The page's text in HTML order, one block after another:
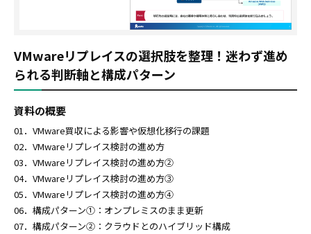
VMwareリプレイスの選択肢を整理！迷わず進め
られる判断軸と構成パターン
資料の概要
01．VMware買収による影響や仮想化移行の課題
02．VMwareリプレイス検討の進め方
03．VMwareリプレイス検討の進め方②
04．VMwareリプレイス検討の進め方③
05．VMwareリプレイス検討の進め方④
06．構成パターン①：オンプレミスのまま更新
07．構成パターン②：クラウドとのハイブリッド構成